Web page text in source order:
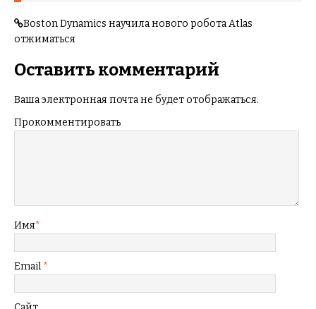
Boston Dynamics научила нового робота Atlas
отжиматься
Оставить комментарий
Ваша электронная почта не будет отображаться.
Прокомментировать
Имя*
Email *